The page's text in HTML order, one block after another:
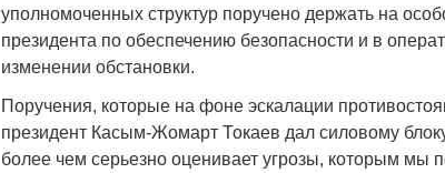
уполномоченных структур поручено держать на
президента по обеспечению безопасности и в
изменении обстановки.
Поручения, которые на фоне эскалации
президент Касым-Жомарт Токаев дал силовому
более чем серьезно оценивает угрозы, которым мы